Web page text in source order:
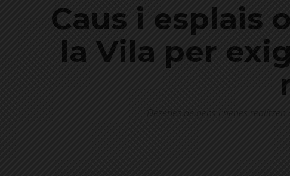
Caus i esplais
la Vila per
Desenes de nens i nenes